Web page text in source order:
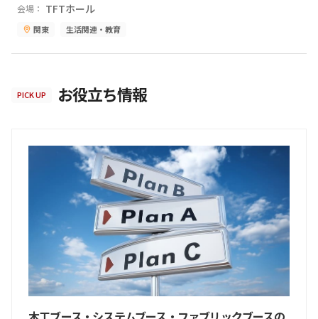
会場： TFTホール
関東 生活関連・教育
PICK UP お役立ち情報